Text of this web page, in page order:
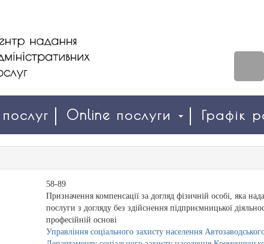
Online послуги Графік
58-89
Призначення компенсації за догляд фізичній особі, яка
послуги з догляду без здійснення підприємницької
професійній основі
Управління соціального захисту населення